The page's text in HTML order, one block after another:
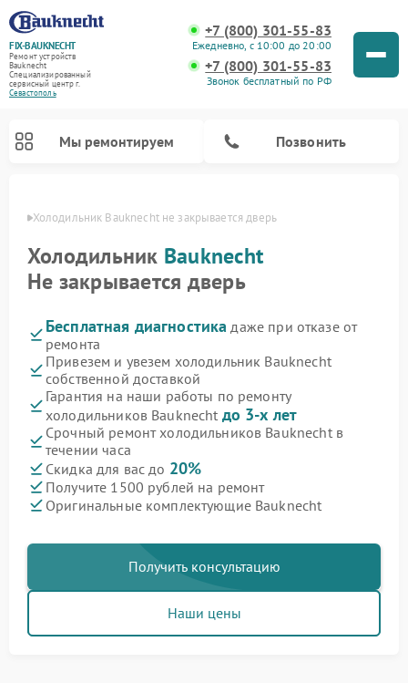
FIX-BAUKNECHT
Ремонт устройств
Bauknecht
Специализированный
cервисный центр г.
Севастополь
+7 (800) 301-55-83
Ежедневно, с 10:00 до 20:00
+7 (800) 301-55-83
Звонок бесплатный по РФ
Мы ремонтируем Позвонить
Холодильник Bauknecht не закрывается дверь
Холодильник Bauknecht
Не закрывается дверь
Бесплатная диагностика даже при отказе от
ремонта
Привезем и увезем холодильник Bauknecht
собственной доставкой
Гарантия на наши работы по ремонту
холодильников Bauknecht до 3-х лет
Срочный ремонт холодильников Bauknecht в
течении часа
Скидка для вас до 20%
Получите 1500 рублей на ремонт
Оригинальные комплектующие Bauknecht
Получить консультацию
Наши цены